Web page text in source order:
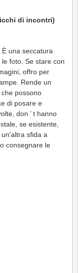
una seccatura
foto. Se stare con
offro per
Rende un
possono
di posare e
don ’ t hanno
se esistente,
sfida a
consegnare le